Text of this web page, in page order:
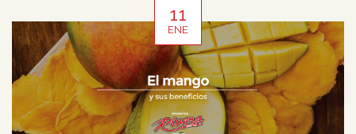
11
ENE